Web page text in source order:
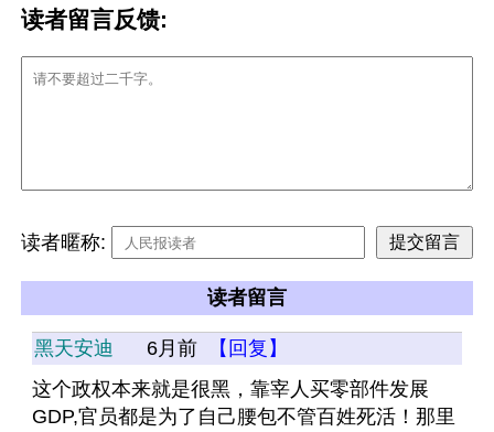
读者留言反馈:
读者暱称:
读者留言
黑天安迪 6月前
【回复】
这个政权本来就是很黑，靠宰人买零部件发展
GDP,官员都是为了自己腰包不管百姓死活！那里